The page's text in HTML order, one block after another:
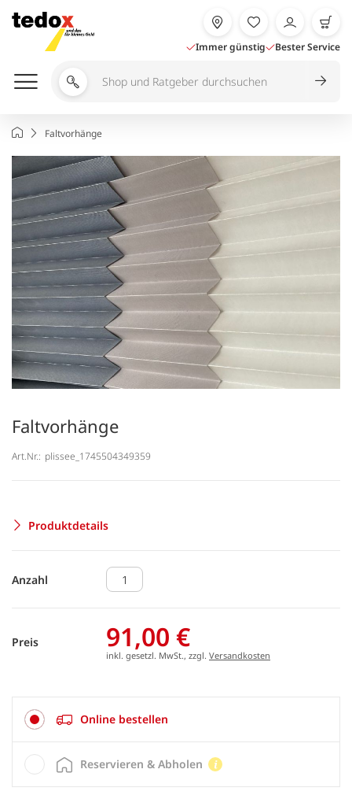
Inhalt
springen
Immer günstig Bester Service
Shop
durchsuchen
StartseiteFaltvorhänge
Faltvorhänge
Art.Nr.: plissee_1745504349359
Produktdetails
Anzahl
Preis 91,00 €
inkl. gesetzl. MwSt., zzgl. Versandkosten
Online bestellen
Reservieren & Abholen